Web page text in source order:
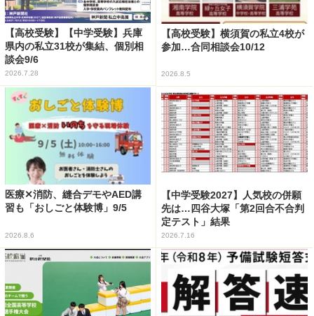
【高校受験】【中学受験】兵庫
県内の私立31校が集結、個別相
談会9/6
2026.7.28
【高校受験】横須賀の私立4校が
参加…合同相談会10/12
2026.8.5
医療✕消防、縫合デモやAED講
習も「おしごと体験博」9/5
2026.8.6
【中学受験2027】人気校の併願
先は…四谷大塚「第2回合不合判
定テスト」結果
2026.7.16